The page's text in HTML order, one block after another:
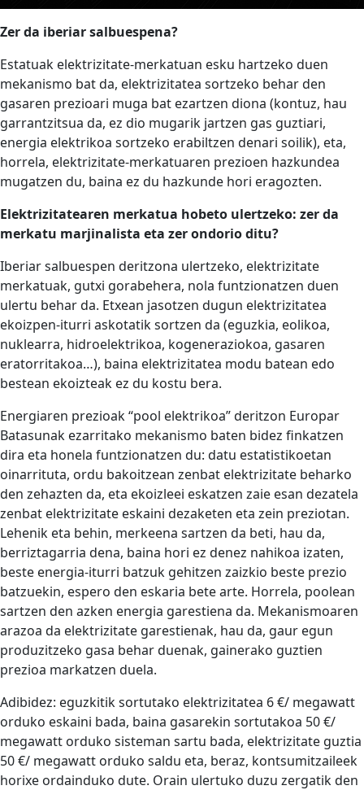
Zer da iberiar salbuespena?
Estatuak elektrizitate-merkatuan esku hartzeko duen
mekanismo bat da, elektrizitatea sortzeko behar den
gasaren prezioari muga bat ezartzen diona (kontuz, hau
garrantzitsua da, ez dio mugarik jartzen gas guztiari,
energia elektrikoa sortzeko erabiltzen denari soilik), eta,
horrela, elektrizitate-merkatuaren prezioen hazkundea
mugatzen du, baina ez du hazkunde hori eragozten.
Elektrizitatearen merkatua hobeto ulertzeko: zer da
merkatu marjinalista eta zer ondorio ditu?
Iberiar salbuespen deritzona ulertzeko, elektrizitate
merkatuak, gutxi gorabehera, nola funtzionatzen duen
ulertu behar da. Etxean jasotzen dugun elektrizitatea
ekoizpen-iturri askotatik sortzen da (eguzkia, eolikoa,
nuklearra, hidroelektrikoa, kogeneraziokoa, gasaren
eratorritakoa…), baina elektrizitatea modu batean edo
bestean ekoizteak ez du kostu bera.
Energiaren prezioak “pool elektrikoa” deritzon Europar
Batasunak ezarritako mekanismo baten bidez finkatzen
dira eta honela funtzionatzen du: datu estatistikoetan
oinarrituta, ordu bakoitzean zenbat elektrizitate beharko
den zehazten da, eta ekoizleei eskatzen zaie esan dezatela
zenbat elektrizitate eskaini dezaketen eta zein preziotan.
Lehenik eta behin, merkeena sartzen da beti, hau da,
berriztagarria dena, baina hori ez denez nahikoa izaten,
beste energia-iturri batzuk gehitzen zaizkio beste prezio
batzuekin, espero den eskaria bete arte. Horrela, poolean
sartzen den azken energia garestiena da. Mekanismoaren
arazoa da elektrizitate garestienak, hau da, gaur egun
produzitzeko gasa behar duenak, gainerako guztien
prezioa markatzen duela.
Adibidez: eguzkitik sortutako elektrizitatea 6 €/ megawatt
orduko eskaini bada, baina gasarekin sortutakoa 50 €/
megawatt orduko sisteman sartu bada, elektrizitate guztia
50 €/ megawatt orduko saldu eta, beraz, kontsumitzaileek
horixe ordainduko dute. Orain ulertuko duzu zergatik den